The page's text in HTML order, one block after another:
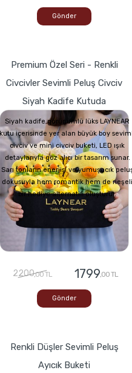
Gönder
Premium Özel Seri - Renkli
Civcivler Sevimli Peluş Civciv
Siyah Kadife Kutuda
Siyah kadife görünümlü lüks LAYNEAR
kutu içerisinde yer alan büyük boy
civciv ve mini civciv buketi, LED ışık
detaylarıyla göz alıcı bir tasarım sunar.
Sarı tonların enerjisi ve yumuşacık
dokusuyla hem romantik hem de neşeli
bir hediye alternatifi oluşturur.
2200,00 TL 1799,00 TL
Gönder
Renkli Düşler Sevimli Peluş
Ayıcık Buketi